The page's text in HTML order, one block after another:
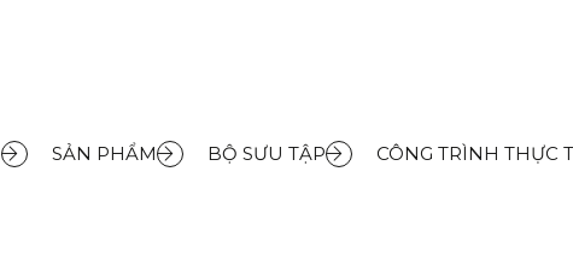
SẢN PHẨM BỘ SƯU TẬP CÔNG TRÌNH THỰC